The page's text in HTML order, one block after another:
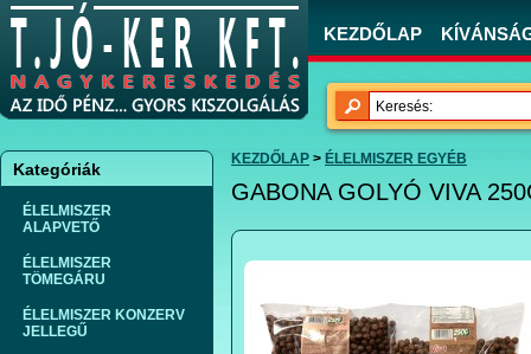
KEZDŐLAP
Kategóriák
ÉLELMISZER
ALAPVETŐ
ÉLELMISZER
TÖMEGÁRU
ÉLELMISZER KONZERV
JELLEGŰ
KEZDŐLAP > ÉLELMISZER EGYÉB
GABONA GOLYÓ VIVA